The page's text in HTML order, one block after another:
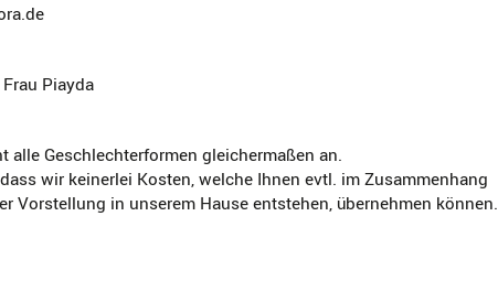
Piayda
alle Geschlechterformen gleichermaßen an.
wir keinerlei Kosten, welche Ihnen evtl. im Zusammenhang
Vorstellung in unserem Hause entstehen, übernehmen können.